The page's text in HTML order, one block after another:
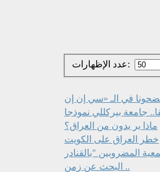
عدد الإظهارات:
جامعة بيركللي نموذجا
ماذا ير يدون من العراق؟
خطر العراق على الكويت
البحث عن زمن ..